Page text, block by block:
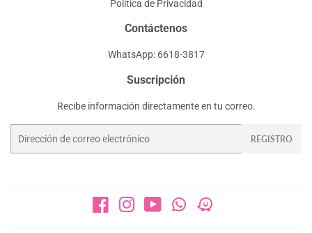
Política de Privacidad
Contáctenos
WhatsApp: 6618-3817
Suscripción
Recibe información directamente en tu correo.
REGISTRO
FacebookInstagramYouTube